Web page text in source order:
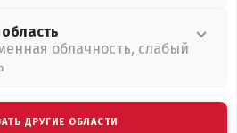
область
облачность, слабый
ДРУГИЕ ОБЛАСТИ